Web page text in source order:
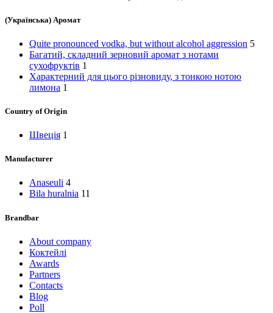
(Українська) Аромат
Quite pronounced vodka, but without alcohol aggression 5
Багатий, складний зерновий аромат з нотами
сухофруктів 1
Характерний для цього різновиду, з тонкою нотою
лимона 1
Country of Origin
Швеція 1
Manufacturer
Anaseuli 4
Bila huralnia 11
Brandbar
About company
Коктейлі
Awards
Partners
Contacts
Blog
Poll